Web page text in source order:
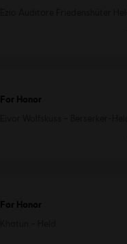
For Honor
For Honor